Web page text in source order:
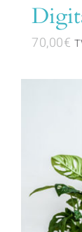
70,00€